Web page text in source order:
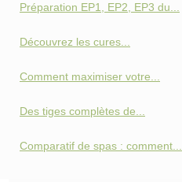
Préparation EP1, EP2, EP3 du...
Découvrez les cures...
Comment maximiser votre...
Des tiges complètes de...
Comparatif de spas : comment...